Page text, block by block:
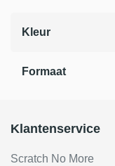
Kleur
Formaat
Klantenservice
Scratch No More